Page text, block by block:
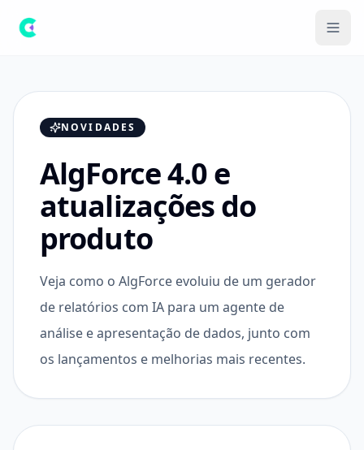
NOVIDADES
AlgForce 4.0 e
atualizações do
produto
Veja como o AlgForce evoluiu de um gerador
de relatórios com IA para um agente de
análise e apresentação de dados, junto com
os lançamentos e melhorias mais recentes.